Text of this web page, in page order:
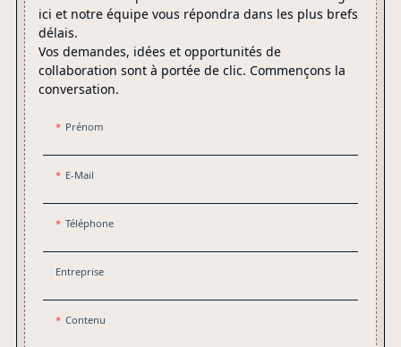
peut fournir des services de
personnalisation de produits
professionnels et un service
après-vente relativement
parfait.
ici et notre équipe vous répondra dans les plus brefs
délais.
Vos demandes, idées et opportunités de
collaboration sont à portée de clic. Commençons la
conversation.
Prénom
E-Mail
Téléphone
Entreprise
Contenu